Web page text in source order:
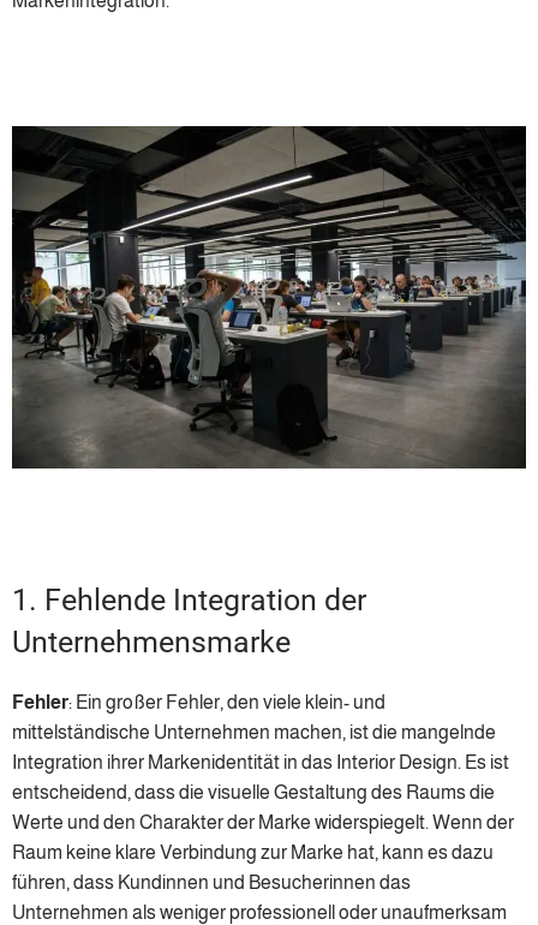
1. Fehlende Integration der
Unternehmensmarke
Fehler: Ein großer Fehler, den viele klein- und
mittelständische Unternehmen machen, ist die mangelnde
Integration ihrer Markenidentität in das Interior Design. Es ist
entscheidend, dass die visuelle Gestaltung des Raums die
Werte und den Charakter der Marke widerspiegelt. Wenn der
Raum keine klare Verbindung zur Marke hat, kann es dazu
führen, dass Kundinnen und Besucherinnen das
Unternehmen als weniger professionell oder unaufmerksam